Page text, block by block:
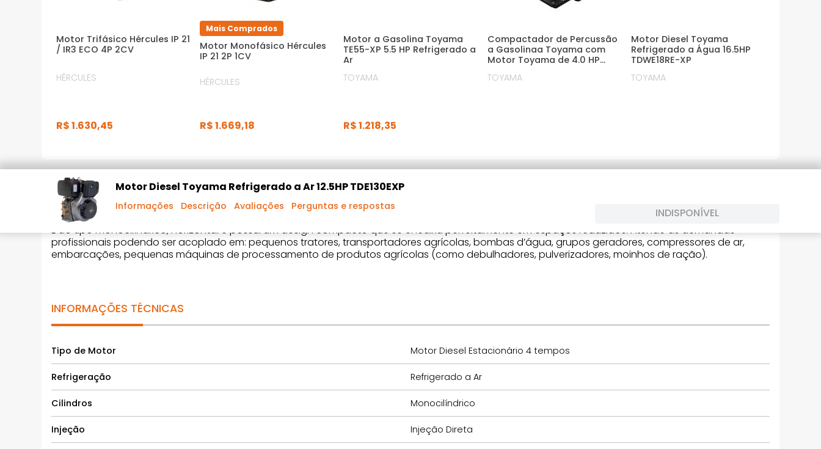
Motor Trifásico Hércules IP 21
/ IR3 ECO 4P 2CV
HÉRCULES
R$1.630,45
Mais Comprados
Motor Monofásico Hércules
IP 21 2P 1CV
HÉRCULES
R$1.669,18
Motor a Gasolina Toyama
TE55-XP 5.5 HP Refrigerado a
Ar
TOYAMA
R$1.218,35
Compactador de Percussão
a Gasolinaa Toyama com
Motor Toyama de 4.0 HP
TOYAMA
Motor Diesel Toyama
Refrigerado a Água 16.5HP
TDWE18RE-XP
TOYAMA
Motor Diesel Toyama Refrigerado a Ar 12.5HP TDE130EXP
Informações Descrição Avaliações Perguntas e respostas
INDISPONÍVEL
DESCRIÇÃO DO PRODUTO
É do tipo monocilíndrico, horizontal e possui um design compacto que se encaixa perfeitamente em espaços reduzidos. Atende as demandas
profissionais podendo ser acoplado em: pequenos tratores, transportadores agrícolas, bombas d’água, grupos geradores, compressores de ar,
embarcações, pequenas máquinas de processamento de produtos agrícolas (como debulhadores, pulverizadores, moinhos de ração).
INFORMAÇÕES TÉCNICAS
Tipo de Motor Motor Diesel Estacionário 4 tempos
Refrigeração Refrigerado a Ar
Cilindros Monocilíndrico
Injeção Injeção Direta